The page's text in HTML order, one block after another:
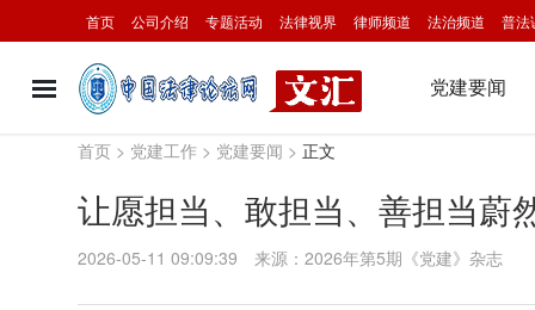
首页 公司介绍 专题活动 法律视界 律师频道 法治频道 普法
党建要闻
首页 > 党建工作 > 党建要闻 > 正文
让愿担当、敢担当、善担当蔚
2026-05-11 09:09:39 来源：2026年第5期《党建》杂志